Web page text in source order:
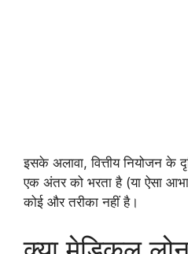
इसके अलावा, वित्तीय नियोजन के
एक अंतर को भरता है (या ऐसा
कोई और तरीका नहीं है।